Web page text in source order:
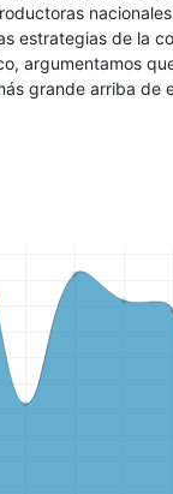
estrategias de la
argumentamos
grande arriba de